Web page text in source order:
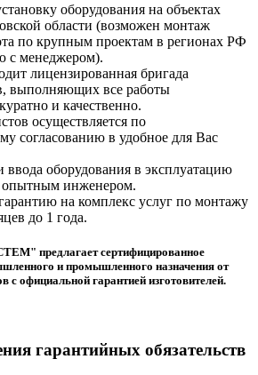
оборудования на объектах
области (возможен монтаж
по крупным проектам в регионах РФ
с менеджером).
лицензированная бригада
выполняющих все работы
и качественно.
осуществляется по
согласованию в удобное для Вас
ввода оборудования в эксплуатацию
опытным инженером.
на комплекс услуг по монтажу
до 1 года.
предлагает сертифицированное
и промышленного назначения от
официальной гарантией изготовителей.
гарантийных обязательств